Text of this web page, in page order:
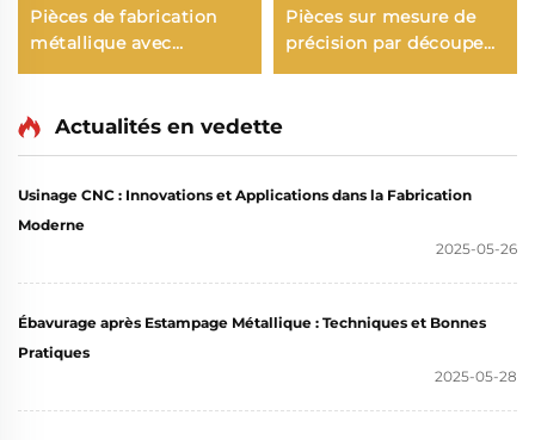
Pièces de fabrication
métallique avec
emboutissage d'acier,
précision personnalisées
Pièces sur mesure de
précision par découpe
laser et emboutissage -
commande
Actualités en vedette
Usinage CNC : Innovations et Applications dans la Fabrication
Moderne
2025-05-26
Ébavurage après Estampage Métallique : Techniques et Bonnes
Pratiques
2025-05-28